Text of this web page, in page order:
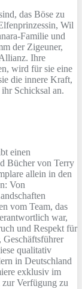
das Böse zu
Wil
Familie und
der Zigeuner,
Ihre
wird für sie eine
die innere Kraft,
Schicksal an.
einen
Bücher von Terry
allein in den
Von
vom Team, das
war,
und Respekt für
Geschäftsführer
qualitativ
in Deutschland
exklusiv im
Verfügung zu